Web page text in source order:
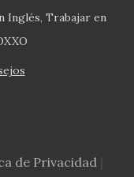
Inglés Trabajar en
de Privacidad